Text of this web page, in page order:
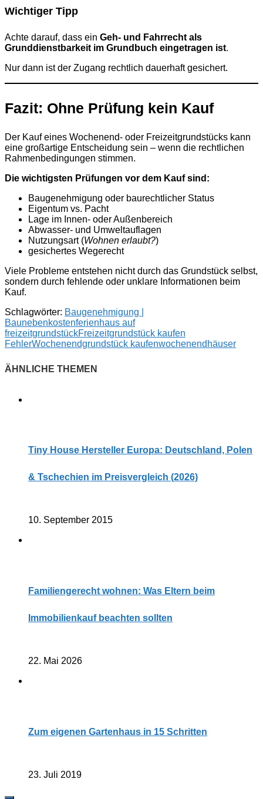
Wichtiger Tipp
Achte darauf, dass ein Geh- und Fahrrecht als
Grunddienstbarkeit im Grundbuch eingetragen ist.
Nur dann ist der Zugang rechtlich dauerhaft gesichert.
Fazit: Ohne Prüfung kein Kauf
Der Kauf eines Wochenend- oder Freizeitgrundstücks kann
eine großartige Entscheidung sein – wenn die rechtlichen
Rahmenbedingungen stimmen.
Die wichtigsten Prüfungen vor dem Kauf sind:
Baugenehmigung oder baurechtlicher Status
Eigentum vs. Pacht
Lage im Innen- oder Außenbereich
Abwasser- und Umweltauflagen
Nutzungsart (Wohnen erlaubt?)
gesichertes Wegerecht
Viele Probleme entstehen nicht durch das Grundstück selbst,
sondern durch fehlende oder unklare Informationen beim
Kauf.
Schlagwörter: Baugenehmigung |
Baunebenkostenferienhaus auf
freizeitgrundstückFreizeitgrundstück kaufen
FehlerWochenendgrundstück kaufenwochenendhäuser
Tiny House Hersteller Europa: Deutschland, Polen
& Tschechien im Preisvergleich (2026)
10. September 2015
Familiengerecht wohnen: Was Eltern beim
Immobilienkauf beachten sollten
22. Mai 2026
Zum eigenen Gartenhaus in 15 Schritten
23. Juli 2019